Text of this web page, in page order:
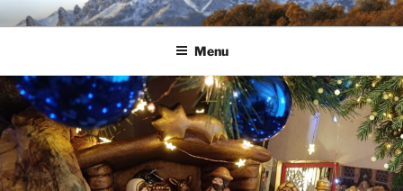
Salta
al
ASSOCIAZIONE BAKHITA
SCHIO-SUDAN
Per e con Bakhita
Menu